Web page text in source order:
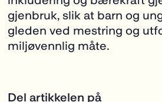
gjenbruk, slik at barn og
gleden ved mestring og
miljøvennlig måte.
Del artikkelen på